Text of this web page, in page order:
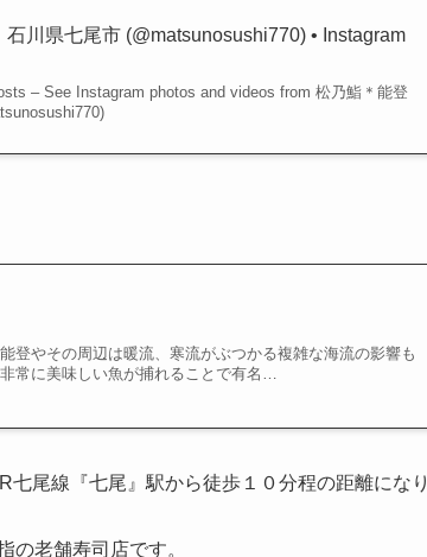
川県七尾市 (@matsunosushi770) • Instagram
– See Instagram photos and videos from 松乃鮨＊能登
登やその周辺は暖流、寒流がぶつかる複雑な海流の影響も
常に美味しい魚が捕れることで有名…
尾線『七尾』駅から徒歩１０分程の距離になり
の老舗寿司店です。